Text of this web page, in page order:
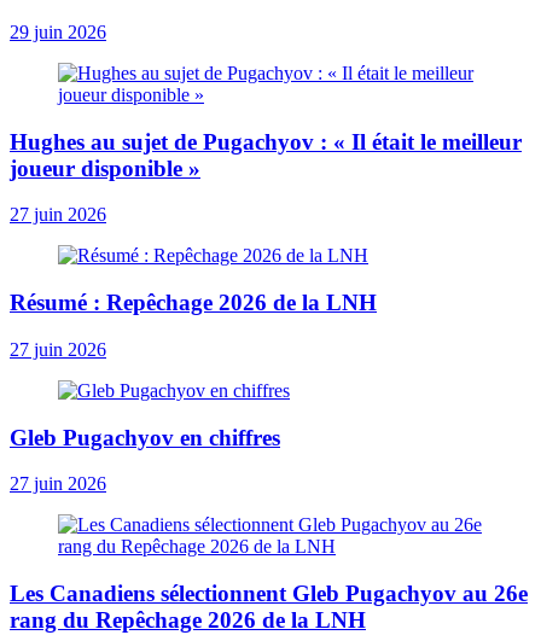
29 juin 2026
Hughes au sujet de Pugachyov : « Il était le meilleur
joueur disponible »
27 juin 2026
Résumé : Repêchage 2026 de la LNH
27 juin 2026
Gleb Pugachyov en chiffres
27 juin 2026
Les Canadiens sélectionnent Gleb Pugachyov au 26e
rang du Repêchage 2026 de la LNH